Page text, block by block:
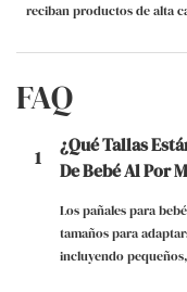
reciban productos de alta
FAQ
1
¿Qué Tallas
De Bebé Al Por
Los pañales para
tamaños para
incluyendo